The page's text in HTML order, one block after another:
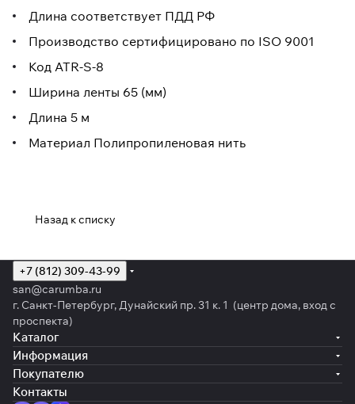
Длина соответствует ПДД РФ
Производство сертифицировано по ISO 9001
Код ATR-S-8
Ширина ленты 65 (мм)
Длина 5 м
Материал Полипропиленовая нить
Назад к списку
+7 (812) 309-43-99
san@carumba.ru
г. Санкт-Петербург, Дунайский пр. 31 к. 1 (центр дома, вход с
проспекта)
Каталог
Информация
Покупателю
Контакты